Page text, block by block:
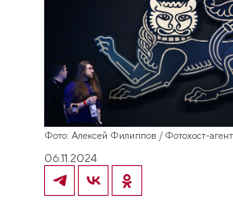
Фото: Алексей Филиппов / Фотохост-
06.11.2024